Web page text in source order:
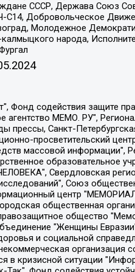
СССР, Держава Союз
Добровольческое
Молодежное
народа,
Карезина Инна Павловна, Кильтау Екатерина Викторовна, Петров Алексей Викторович, Пискунов Сергей Евгеньевич, Смирнов Сергей Сергеевич, Тихонов Михаил Сергеевич, Общество с ограниченной ответственностью "ЖУРНАЛИСТ-ИНОСТРАННЫЙ АГЕНТ", Арапова Галина Юрьевна, Вольтская Татьяна Анатольевна, Американская компания "Mason G.E.S. Anonymous Foundation" (США), являющаяся владельцем интернет-издания https://mnews.world/, Компания "Stichting Bellingcat", зарегистрированная в Нидерландах (дата регистрации 11.07.2018), Захаров Андрей Вячеславович, Клепиковская Екатерина Дмитриевна, Общество с ограниченной ответственностью "МЕМО", Перл Роман Александрович, Симонов Евгений Алексеевич, Соловьева Елена Анатольевна, Сотников Даниил Владимирович, Сурначева Елизавета Дмитриевна, Автономная некоммерческая организация по защите прав человека и информированию населения "Якутия – Наше Мнение", Общество с ограниченной ответственностью "Москоу диджитал медиа", с 26.01.2023 Общество с ограниченной ответственностью "Чайка Белые сады", Ветошкина Валерия Валерьевна, Заговора Максим Александрович, Межрегиональное общественное движение "Российская ЛГБТ - сеть", Оленичев Максим Владимирович, Павлов Иван Юрьевич, Скворцова Елена Сергеевна, Общество с ограниченной ответственностью "Как бы инагент", Кочетков Игорь Викторович, Общество с ограниченной ответственностью "Честные выборы", Еланчик Олег Александрович, Общество с ограниченной ответственностью "Нобелевский призыв", Гималова Регина Эмилевна, Григорьев Андрей Валерьевич, Григорьева Алина Александровна, Ассоциация по содействию защите прав призывников, альтернативнослужащих и военнослужащих "Правозащитная группа